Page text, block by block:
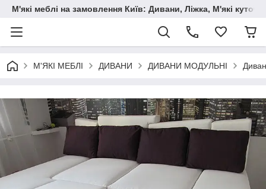
М'які меблі на замовлення Київ: Дивани, Ліжка, М'які
М'ЯКІ МЕБЛІ ДИВАНИ ДИВАНИ МОДУЛЬНІ